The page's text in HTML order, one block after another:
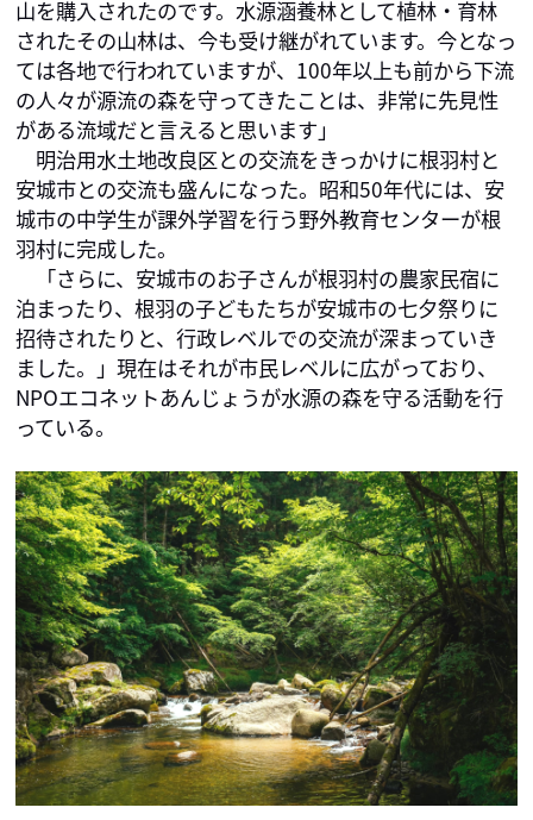
山を購入されたのです。水源涵養林として植林・育林
されたその山林は、今も受け継がれています。今となっ
ては各地で行われていますが、100年以上も前から下流
の人々が源流の森を守ってきたことは、非常に先見性
がある流域だと言えると思います」
明治用水土地改良区との交流をきっかけに根羽村と
安城市との交流も盛んになった。昭和50年代には、安
城市の中学生が課外学習を行う野外教育センターが根
羽村に完成した。
「さらに、安城市のお子さんが根羽村の農家民宿に
泊まったり、根羽の子どもたちが安城市の七夕祭りに
招待されたりと、行政レベルでの交流が深まっていき
ました。」現在はそれが市民レベルに広がっており、
NPOエコネットあんじょうが水源の森を守る活動を行
っている。